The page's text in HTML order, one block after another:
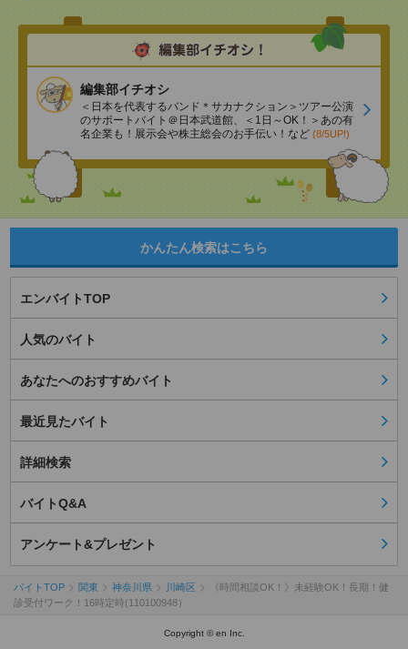
編集部イチオシ
＜日本を代表するバンド＊サカナクション＞ツアー公演
のサポートバイト＠日本武道館、＜1日～OK！＞あの有
名企業も！展示会や株主総会のお手伝い！など (8/5UP!)
かんたん検索はこちら
エンバイトTOP
人気のバイト
あなたへのおすすめバイト
最近見たバイト
詳細検索
バイトQ&A
アンケート&プレゼント
バイトTOP 関東 神奈川県 川崎区
《時間相談OK！》未経験OK！長期！健
診受付ワーク！16時定時(110100948）
Copyright © en Inc.